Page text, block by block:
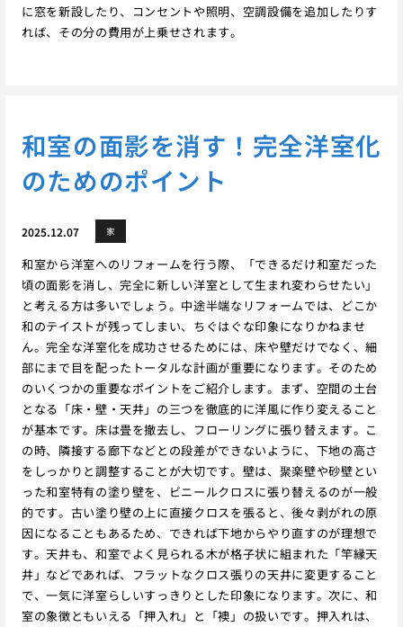
に窓を新設したり、コンセントや照明、空調設備を追加したりす
れば、その分の費用が上乗せされます。
和室の面影を消す！完全洋室化
のためのポイント
2025.12.07 家
和室から洋室へのリフォームを行う際、「できるだけ和室だった
頃の面影を消し、完全に新しい洋室として生まれ変わらせたい」
と考える方は多いでしょう。中途半端なリフォームでは、どこか
和のテイストが残ってしまい、ちぐはぐな印象になりかねませ
ん。完全な洋室化を成功させるためには、床や壁だけでなく、細
部にまで目を配ったトータルな計画が重要になります。そのため
のいくつかの重要なポイントをご紹介します。まず、空間の土台
となる「床・壁・天井」の三つを徹底的に洋風に作り変えること
が基本です。床は畳を撤去し、フローリングに張り替えます。こ
の時、隣接する廊下などとの段差ができないように、下地の高さ
をしっかりと調整することが大切です。壁は、聚楽壁や砂壁とい
った和室特有の塗り壁を、ビニールクロスに張り替えるのが一般
的です。古い塗り壁の上に直接クロスを張ると、後々剥がれの原
因になることもあるため、できれば下地からやり直すのが理想で
す。天井も、和室でよく見られる木が格子状に組まれた「竿縁天
井」などであれば、フラットなクロス張りの天井に変更すること
で、一気に洋室らしいすっきりとした印象になります。次に、和
室の象徴ともいえる「押入れ」と「襖」の扱いです。押入れは、